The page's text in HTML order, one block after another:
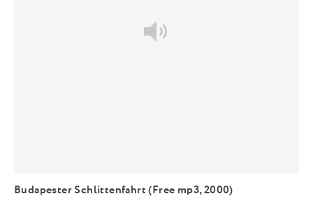
Budapester Schlittenfahrt (Free mp3, 2000)